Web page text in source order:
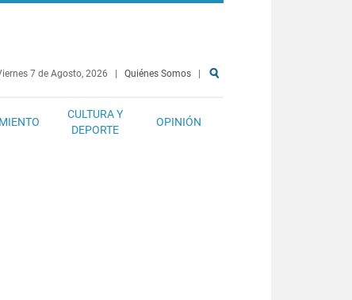
7 de Agosto, 2026 Quiénes Somos
CULTURA Y
DEPORTE
OPINIÓN